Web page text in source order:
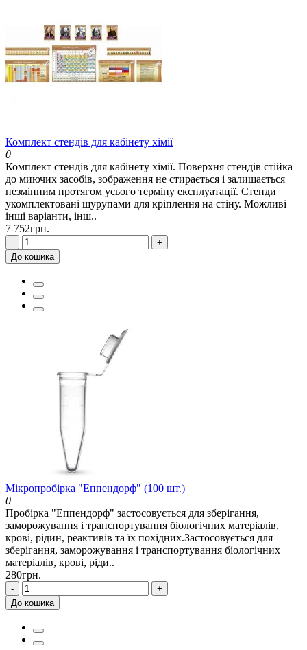
Комплект стендів для кабінету хімії
0
Комплект стендів для кабінету хімії. Поверхня стендів стійка
до миючих засобів, зображення не стирається і залишається
незмінним протягом усього терміну експлуатації. Стенди
укомплектовані шурупами для кріплення на стіну. Можливі
інші варіанти, інш..
7 752грн.
-
+
До кошика
Мікропробірка "Еппендорф" (100 шт.)
0
Пробірка "Еппендорф" застосовується для зберігання,
заморожування і транспортування біологічних матеріалів,
крові, рідин, реактивів та їх похідних.Застосовується для
зберігання, заморожування і транспортування біологічних
матеріалів, крові, ріди..
280грн.
-
+
До кошика